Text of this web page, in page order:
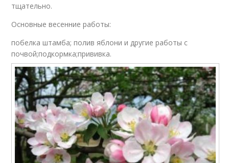
тщательно.
Основные весенние работы:
побелка штамба; полив яблони и другие работы с
почвой;подкормка;прививка.